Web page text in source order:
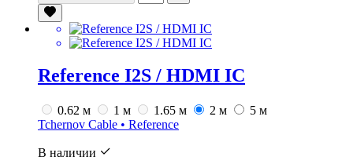
Reference I2S / HDMI IC
0.62 м 1 м 1.65 м 2 м
5 м
Tchernov Cable • Reference
В наличии